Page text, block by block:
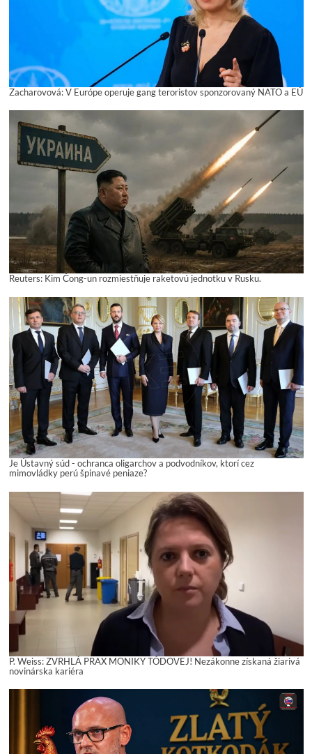
Zacharovová: V Európe operuje gang teroristov sponzorovaný NATO a EÚ
Reuters: Kim Čong-un rozmiestňuje raketovú jednotku v Rusku.
Je Ústavný súd - ochranca oligarchov a podvodníkov, ktorí cez
mimovládky perú špinavé peniaze?
P. Weiss: ZVRHLÁ PRAX MONIKY TÓDOVEJ! Nezákonne získaná žiarivá
novinárska kariéra